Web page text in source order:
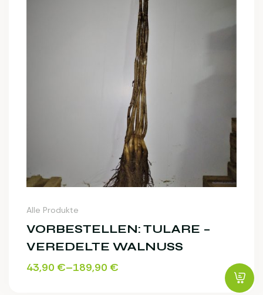
Alle Produkte
VORBESTELLEN: TULARE –
VEREDELTE WALNUSS
43,90 €–189,90 €